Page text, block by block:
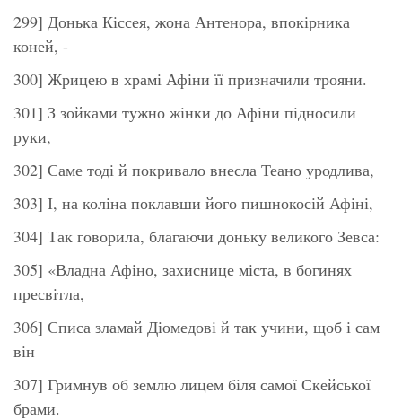
299] Донька Кіссея, жона Антенора, впокірника
коней, -
300] Жрицею в храмі Афіни її призначили трояни.
301] З зойками тужно жінки до Афіни підносили
руки,
302] Саме тоді й покривало внесла Теано уродлива,
303] І, на коліна поклавши його пишнокосій Афіні,
304] Так говорила, благаючи доньку великого Зевса:
305] «Владна Афіно, захиснице міста, в богинях
пресвітла,
306] Списа зламай Діомедові й так учини, щоб і сам
він
307] Гримнув об землю лицем біля самої Скейської
брами.